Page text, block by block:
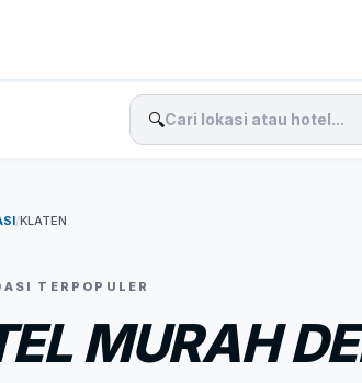
🔍
/KLATEN
TERPOPULER
MURAH